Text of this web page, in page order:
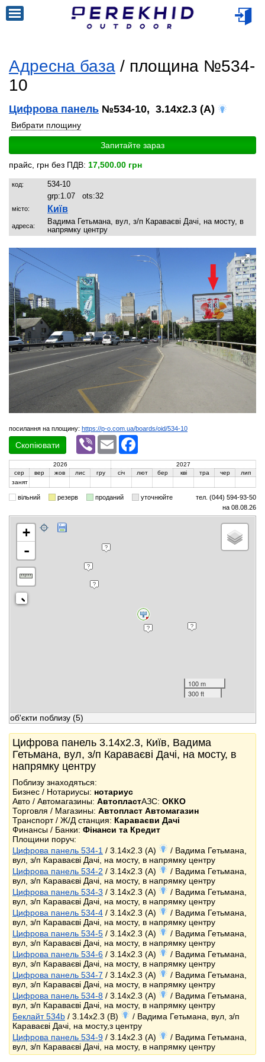
Адресна база / площина №534-
10
Цифрова панель №534-10, 3.14x2.3 (A)
Вибрати площину
Запитайте зараз
прайс, грн без ПДВ: 17,500.00 грн
код:
534-10
grp:1.07 ots:32
місто: Київ
адреса:
Вадима Гетьмана, вул, з/п Караваєві Дачі, на мосту, в
напрямку центру
посилання на площину: https://p-o.com.ua/boards/oid/534-10
Скопіювати
Viber Email
2026
2027
сер
вер жов лис гру січ лют бер кві тра чер
лип
занят
вільний резерв проданий уточнюйте
тел. (044) 594-93-50
на 08.08.26
+
-
100 m
300 ft
об'єкти поблизу (5)
Цифрова панель 3.14x2.3, Київ, Вадима
Гетьмана, вул, з/п Караваєві Дачі, на мосту, в
напрямку центру
Поблизу знаходяться:
Бизнес / Нотариусы: нотариус
Авто / Автомагазины: АвтопластАЗС: ОККО
Торговля / Магазины: Автопласт Автомагазин
Транспорт / Ж/Д станция: Караваєви Дачі
Финансы / Банки: Фінанси та Кредит
Площини поруч:
Цифрова панель 534-1 / 3.14x2.3 (A)
/ Вадима Гетьмана,
вул, з/п Караваєві Дачі, на мосту, в напрямку центру
Цифрова панель 534-2 / 3.14x2.3 (A)
/ Вадима Гетьмана,
вул, з/п Караваєві Дачі, на мосту, в напрямку центру
Цифрова панель 534-3 / 3.14x2.3 (A)
/ Вадима Гетьмана,
вул, з/п Караваєві Дачі, на мосту, в напрямку центру
Цифрова панель 534-4 / 3.14x2.3 (A)
/ Вадима Гетьмана,
вул, з/п Караваєві Дачі, на мосту, в напрямку центру
Цифрова панель 534-5 / 3.14x2.3 (A)
/ Вадима Гетьмана,
вул, з/п Караваєві Дачі, на мосту, в напрямку центру
Цифрова панель 534-6 / 3.14x2.3 (A)
/ Вадима Гетьмана,
вул, з/п Караваєві Дачі, на мосту, в напрямку центру
Цифрова панель 534-7 / 3.14x2.3 (A)
/ Вадима Гетьмана,
вул, з/п Караваєві Дачі, на мосту, в напрямку центру
Цифрова панель 534-8 / 3.14x2.3 (A)
/ Вадима Гетьмана,
вул, з/п Караваєві Дачі, на мосту, в напрямку центру
Беклайт 534b / 3.14x2.3 (B)
/ Вадима Гетьмана, вул, з/п
Караваєві Дачі, на мосту,з центру
Цифрова панель 534-9 / 3.14x2.3 (A)
/ Вадима Гетьмана,
вул, з/п Караваєві Дачі, на мосту, в напрямку центру